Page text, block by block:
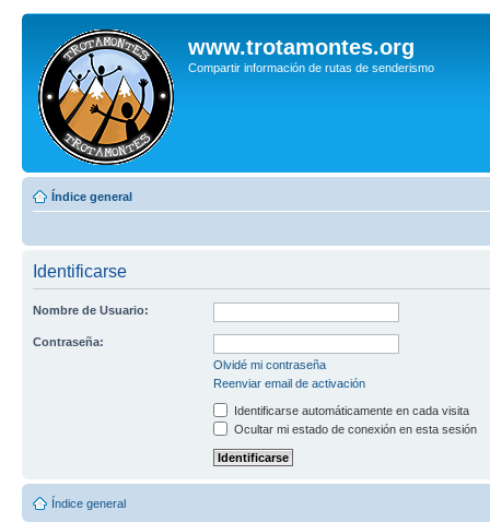
www.trotamontes.org
Compartir información de rutas de senderismo
Índice general
Identificarse
Nombre de Usuario:
Contraseña:
Olvidé mi contraseña
Reenviar email de activación
Identificarse automáticamente en cada visita
Ocultar mi estado de conexión en esta sesión
Índice general